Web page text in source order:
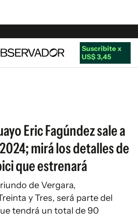
Suscribite x
US$ 3,45
Eric Fagúndez sale a
mirá los detalles de
que estrenará
de Vergara,
y Tres, será parte del
tendrá un total de 90